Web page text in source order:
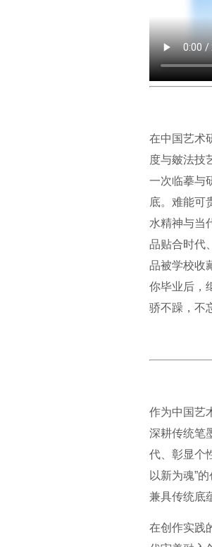
在中国艺术
度与皴法技
一次临摹与
底。难能可
水精神与当
品贴合时代
品被学校收
你毕业后，
骄不躁，不
作为中国艺
深耕传统笔
代、彰显个
以新为魂”
兼具传统底
在创作实践